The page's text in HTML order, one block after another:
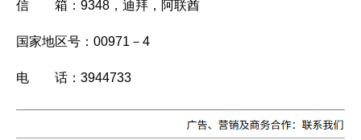
信 箱：9348，迪拜，阿联酋
国家地区号：00971－4
电 话：3944733